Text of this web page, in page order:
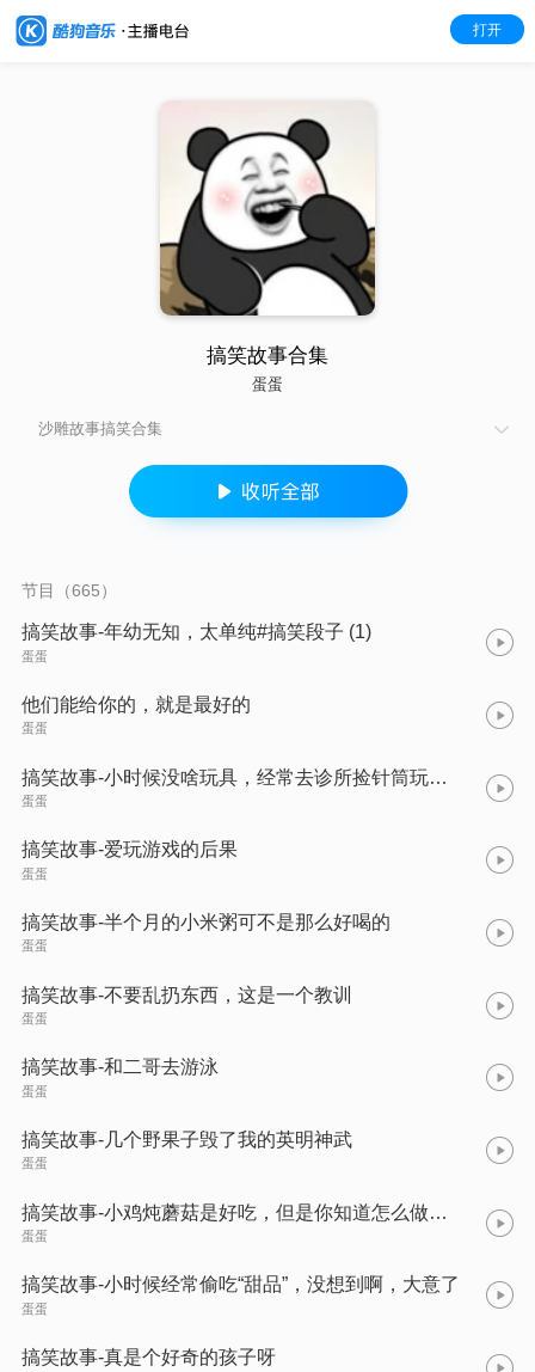
打开
搞笑故事合集
蛋蛋
沙雕故事搞笑合集
节目（665）
搞笑故事-年幼无知，太单纯#搞笑段子 (1)
蛋蛋
他们能给你的，就是最好的
蛋蛋
搞笑故事-小时候没啥玩具，经常去诊所捡针筒玩，没想到那天把老爸害苦了！ (1)
蛋蛋
搞笑故事-爱玩游戏的后果
蛋蛋
搞笑故事-半个月的小米粥可不是那么好喝的
蛋蛋
搞笑故事-不要乱扔东西，这是一个教训
蛋蛋
搞笑故事-和二哥去游泳
蛋蛋
搞笑故事-几个野果子毁了我的英明神武
蛋蛋
搞笑故事-小鸡炖蘑菇是好吃，但是你知道怎么做的不？
蛋蛋
搞笑故事-小时候经常偷吃“甜品”，没想到啊，大意了
蛋蛋
搞笑故事-真是个好奇的孩子呀